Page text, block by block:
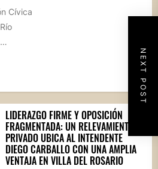
NEXT POST
Cívica
LIDERAZGO FIRME Y OPOSICIÓN
FRAGMENTADA: UN RELEVAMIENTO
PRIVADO UBICA AL INTENDENTE
DIEGO CARBALLO CON UNA AMPLIA
VENTAJA EN VILLA DEL ROSARIO